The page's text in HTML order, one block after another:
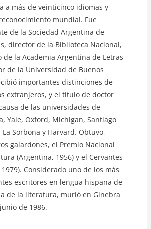
a más de veinticinco idiomas y
mundial. Fue
de la Sociedad Argentina de
director de la Biblioteca Nacional,
de la Academia Argentina de Letras
de la Universidad de Buenos
importantes distinciones de
extranjeros, y el título de doctor
de las universidades de
Yale, Oxford, Michigan, Santiago
La Sorbona y Harvard. Obtuvo,
galardones, el Premio Nacional
(Argentina, 1956) y el Cervantes
1979). Considerado uno de los más
escritores en lengua hispana de
de la literatura, murió en Ginebra
de 1986.